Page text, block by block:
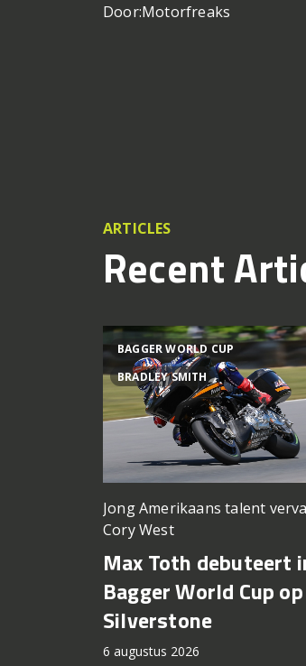
Door:Motorfreaks
ARTICLES
Recent
BAGGER WORLD CUP
BRADLEY SMITH
Jong Amerikaans talent
Cory West
Max Toth debuteert
Bagger World Cup op
Silverstone
6 augustus 2026